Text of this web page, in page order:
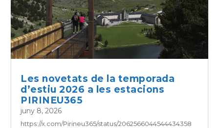
Les novetats de la temporada
d’estiu 2026 a les estacions
PIRINEU365
juny 8, 2026
https://x.com/Pirineu365/status/2062566044544434358